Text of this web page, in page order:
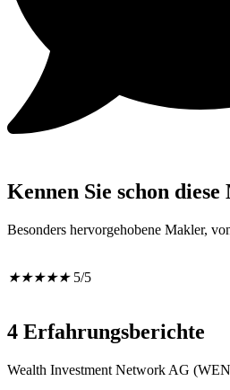
Kennen Sie schon
Besonders hervorgehobene Makler,
★★★★★ 5/5
4 Erfahrungsberichte
Wealth Investment Network AG